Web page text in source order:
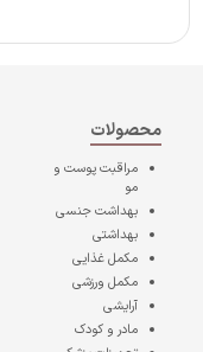
محصولات
مراقبت پوست و
مو
بهداشت جنسی
بهداشتی
مکمل غذایی
مکمل ورزشی
آرایشی
مادر و کودک